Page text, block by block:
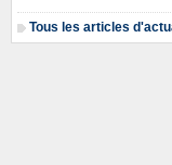
Tous les articles